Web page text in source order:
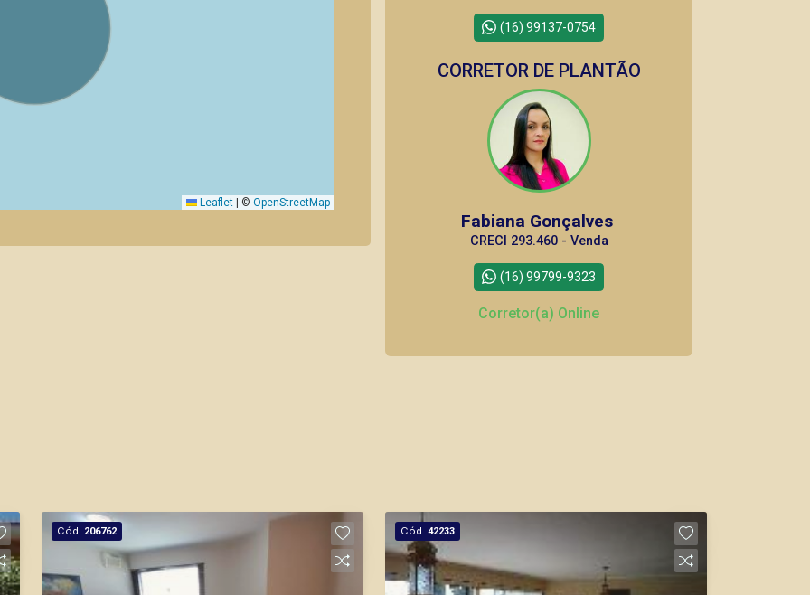
Leaflet © OpenStreetMap
(16) 99137-0754
CORRETOR DE PLANTÃO
Fabiana Gonçalves
CRECI 293.460 - Venda
(16) 99799-9323
Corretor(a) Online
CORRETOR DE PLANTÃO
Cód. 206762 Cód. 42233